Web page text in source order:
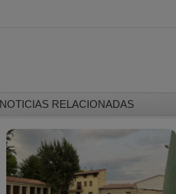
NOTICIAS RELACIONADAS